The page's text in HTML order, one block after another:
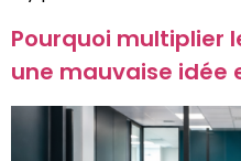
Pourquoi multiplier
une mauvaise idée